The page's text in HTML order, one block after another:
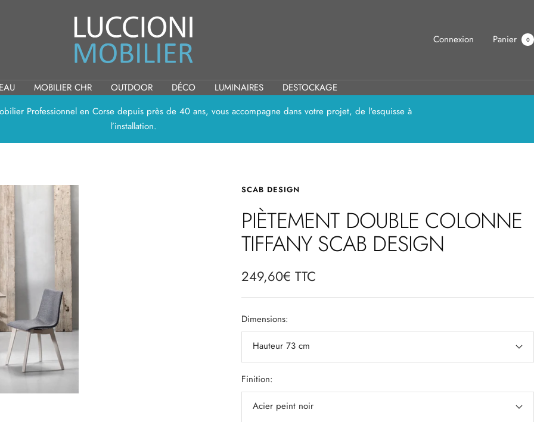
Mobilier
Connexion Panier 0
MOBILIER CHR OUTDOOR DÉCO LUMINAIRES
DESTOCKAGE
Professionnel en Corse depuis près de 40 ans, vous accompagne dans votre projet, de l'esquisse à
l’installation.
SCAB DESIGN
PIÈTEMENT DOUBLE COLONNE
TIFFANY SCAB DESIGN
Prix
de
vente
249,60€ TTC
Dimensions:
Hauteur 73 cm
Finition:
Acier peint noir